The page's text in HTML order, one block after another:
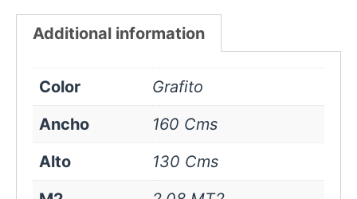
Additional information
Color
Grafito
Ancho
160 Cms
Alto
130 Cms